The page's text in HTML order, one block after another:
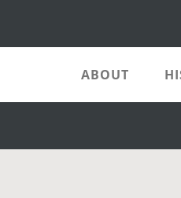
ABOUT